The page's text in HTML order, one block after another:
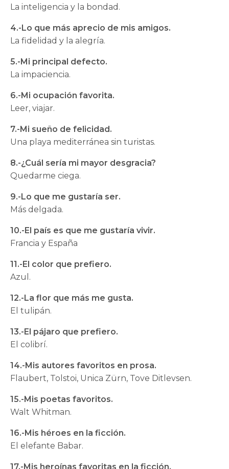
La inteligencia y la bondad.
4.-Lo que más aprecio de mis amigos.
La fidelidad y la alegría.
5.-Mi principal defecto.
La impaciencia.
6.-Mi ocupación favorita.
Leer, viajar.
7.-Mi sueño de felicidad.
Una playa mediterránea sin turistas.
8.-¿Cuál sería mi mayor desgracia?
Quedarme ciega.
9.-Lo que me gustaría ser.
Más delgada.
10.-El país es que me gustaría vivir.
Francia y España
11.-El color que prefiero.
Azul.
12.-La flor que más me gusta.
El tulipán.
13.-El pájaro que prefiero.
El colibrí.
14.-Mis autores favoritos en prosa.
Flaubert, Tolstoi, Unica Zürn, Tove Ditlevsen.
15.-Mis poetas favoritos.
Walt Whitman.
16.-Mis héroes en la ficción.
El elefante Babar.
17.-Mis heroínas favoritas en la ficción.